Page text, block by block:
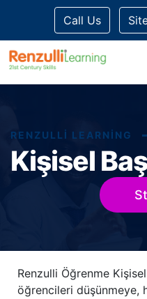
Call Us
RENZULLI LEARNING
Kişisel
Title-
Title-
Renzulli Öğrenme Kişisel
öğrencileri düşünmeye,